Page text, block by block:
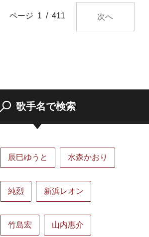
ページ 1 / 411 次へ
歌手名で検索
辰巳ゆうと 水森かおり
純烈 新浜レオン
竹島宏 山内惠介